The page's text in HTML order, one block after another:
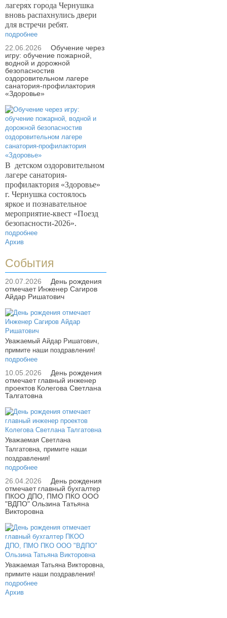
лагерях города Чернушка
вновь распахнулись двери
для встречи ребят.
подробнее
22.06.2026
Обучение через
игру: обучение пожарной,
водной и дорожной
безопасностив
оздоровительном лагере
санатория-профилактория
«Здоровье»
В детском оздоровительном
лагере санатория-
профилактория «Здоровье»
г. Чернушка состоялось
яркое и познавательное
мероприятие-квест «Поезд
безопасности-2026».
подробнее
Архив
События
20.07.2026
День рождения
отмечает Инженер Сагиров
Айдар Ришатович
Уважаемый Айдар Ришатович,
примите наши поздравления!
подробнее
10.05.2026
День рождения
отмечает главный инженер
проектов Колегова Светлана
Талгатовна
Уважаемая Светлана
Талгатовна, примите наши
поздравления!
подробнее
26.04.2026
День рождения
отмечает главный бухгалтер
ПКОО ДПО, ПМО ПКО ООО
"ВДПО" Ользина Татьяна
Викторовна
Уважаемая Татьяна Викторовна,
примите наши поздравления!
подробнее
Архив